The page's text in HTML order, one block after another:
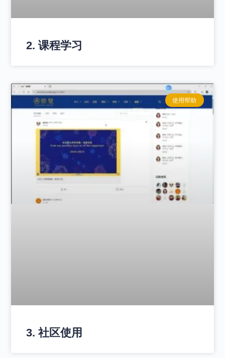
2. 课程学习
使用帮助
3. 社区使用